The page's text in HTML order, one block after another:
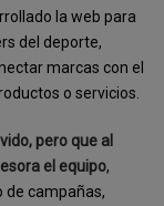
la web para
del deporte,
marcas con el
o servicios.
pero que al
el equipo,
de campañas,